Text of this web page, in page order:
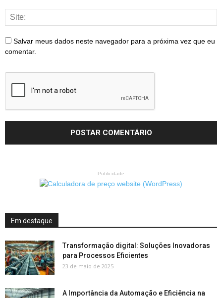
Salvar meus dados neste navegador para a próxima vez que eu
comentar.
- Publicidade -
Em destaque
Transformação digital: Soluções Inovadoras
para Processos Eficientes
23 de maio de 2025
A Importância da Automação e Eficiência na